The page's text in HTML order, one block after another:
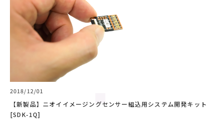
2018/12/01
【新製品】ニオイイメージングセンサー組込用システム開発キット
[SDK-1Q]